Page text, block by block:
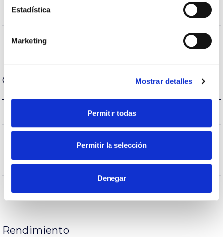
Estadística
Marketing
Mostrar detalles
Permitir todas
Permitir la selección
Denegar
Óptica VA00K0M
Flujo Hemisférico Superior 0,0%
Carcasa y Acabado
IK Protección contra impactos
Intensidad (A) 65
Rendimiento